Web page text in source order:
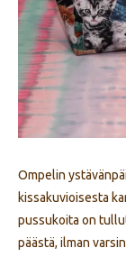
Ompelin
kissakuvioisesta
pussukoita on
päästä, ilman